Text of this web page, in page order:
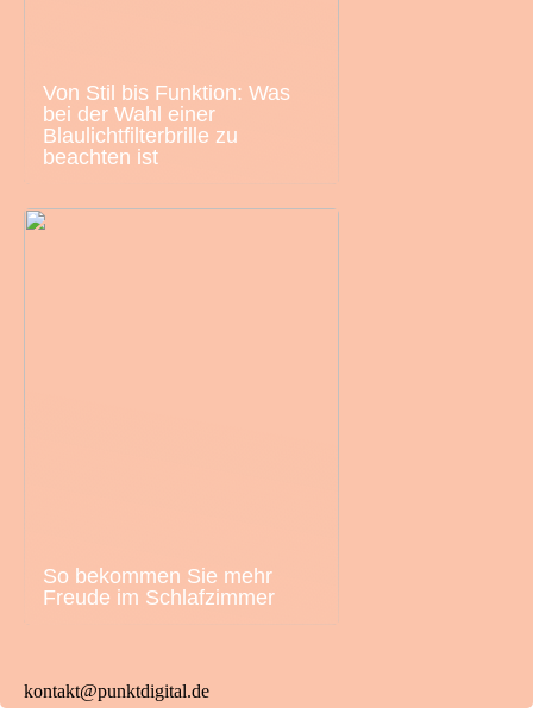
Von Stil bis Funktion: Was
bei der Wahl einer
Blaulichtfilterbrille zu
beachten ist
So bekommen Sie mehr
Freude im Schlafzimmer
kontakt@punktdigital.de